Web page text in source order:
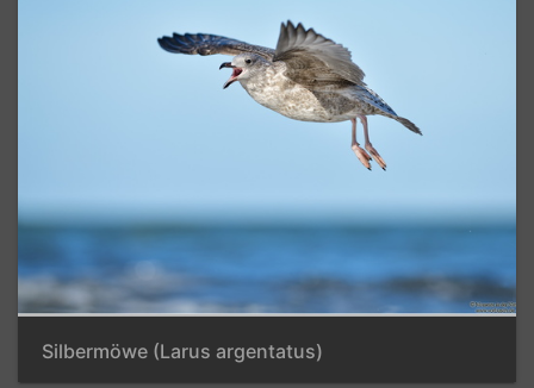
Silbermöwe (Larus argentatus)